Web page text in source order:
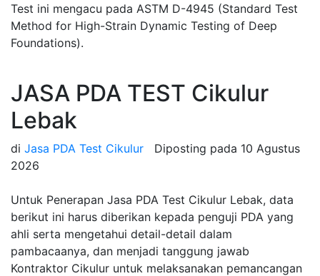
Test ini mengacu pada ASTM D-4945 (Standard Test
Method for High-Strain Dynamic Testing of Deep
Foundations).
JASA PDA TEST Cikulur
Lebak
di Jasa PDA Test Cikulur Diposting pada 10 Agustus
2026
Untuk Penerapan Jasa PDA Test Cikulur Lebak, data
berikut ini harus diberikan kepada penguji PDA yang
ahli serta mengetahui detail-detail dalam
pambacaanya, dan menjadi tanggung jawab
Kontraktor Cikulur untuk melaksanakan pemancangan